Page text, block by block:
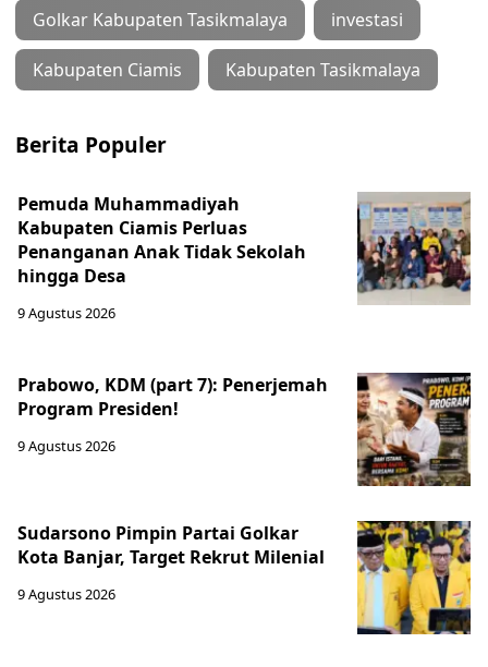
Golkar Kabupaten Tasikmalaya investasi
Kabupaten Ciamis Kabupaten Tasikmalaya
Berita Populer
Pemuda Muhammadiyah
Kabupaten Ciamis Perluas
Penanganan Anak Tidak Sekolah
hingga Desa
9 Agustus 2026
Prabowo, KDM (part 7): Penerjemah
Program Presiden!
9 Agustus 2026
Sudarsono Pimpin Partai Golkar
Kota Banjar, Target Rekrut Milenial
9 Agustus 2026